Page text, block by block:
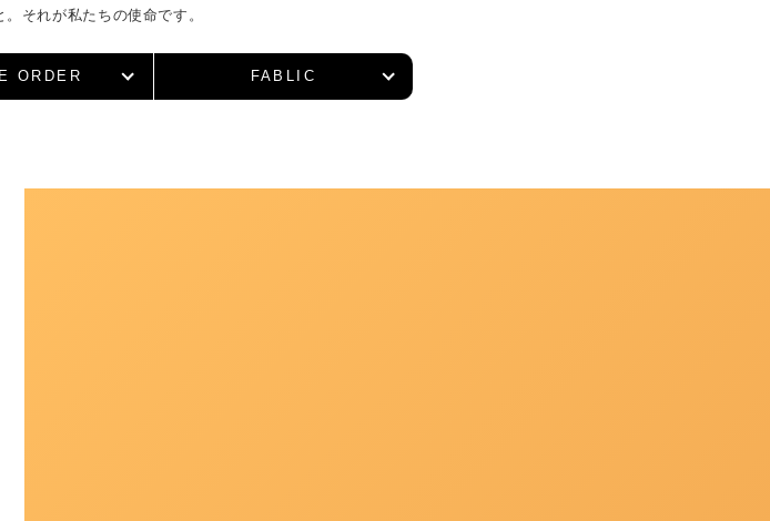
。それが私たちの使命です。
ORDER FABLIC